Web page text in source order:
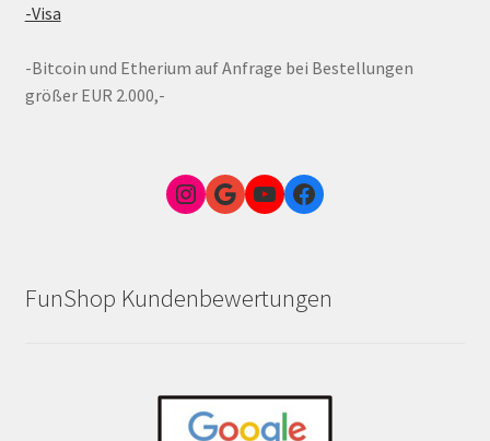
-Visa
-Bitcoin und Etherium auf Anfrage bei Bestellungen
größer EUR 2.000,-
Instagram
Google Link zum FunShop WienYouTubeFacebook
FunShop Kundenbewertungen